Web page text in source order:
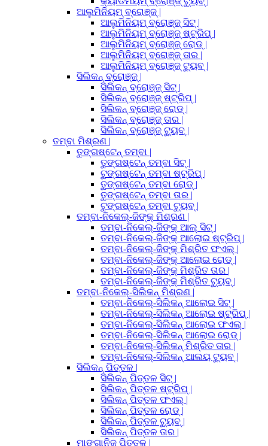
ଆଲୁମିନିୟମ୍ ବ୍ରୋଞ୍ଜ୍ |
ଆଲୁମିନିୟମ୍ ବ୍ରୋଞ୍ଜ୍ ସିଟ୍ |
ଆଲୁମିନିୟମ୍ ବ୍ରୋଞ୍ଜ୍ ଷ୍ଟ୍ରିପ୍ |
ଆଲୁମିନିୟମ୍ ବ୍ରୋଞ୍ଜ୍ ରୋଡ୍ |
ଆଲୁମିନିୟମ୍ ବ୍ରୋଞ୍ଜ୍ ତାର |
ଆଲୁମିନିୟମ୍ ବ୍ରୋଞ୍ଜ୍ ଟ୍ୟୁବ୍ |
ସିଲିକନ୍ ବ୍ରୋଞ୍ଜ୍ |
ସିଲିକନ୍ ବ୍ରୋଞ୍ଜ୍ ସିଟ୍ |
ସିଲିକନ୍ ବ୍ରୋଞ୍ଜ୍ ଷ୍ଟ୍ରିପ୍ |
ସିଲିକନ୍ ବ୍ରୋଞ୍ଜ୍ ରୋଡ୍ |
ସିଲିକନ୍ ବ୍ରୋଞ୍ଜ୍ ତାର |
ସିଲିକନ୍ ବ୍ରୋଞ୍ଜ୍ ଟ୍ୟୁବ୍ |
ତମ୍ବା ମିଶ୍ରଣ |
ତୁଙ୍ଗଷ୍ଟେନ୍ ତମ୍ବା |
ତୁଙ୍ଗଷ୍ଟେନ୍ ତମ୍ବା ସିଟ୍ |
ଟୁଙ୍ଗଷ୍ଟେନ୍ ତମ୍ବା ଷ୍ଟ୍ରିପ୍ |
ତୁଙ୍ଗଷ୍ଟେନ୍ ତମ୍ବା ରୋଡ୍ |
ତୁଙ୍ଗଷ୍ଟେନ୍ ତମ୍ବା ତାର |
ଟୁଙ୍ଗଷ୍ଟେନ୍ ତମ୍ବା ଟ୍ୟୁବ୍ |
ତମ୍ବା-ନିକେଲ୍-ଜିଙ୍କ୍ ମିଶ୍ରଣ |
ତମ୍ବା-ନିକେଲ୍-ଜିଙ୍କ୍ ଆଲ୍ ସିଟ୍ |
ତମ୍ବା-ନିକେଲ୍-ଜିଙ୍କ୍ ଆଲୋଇ ଷ୍ଟ୍ରିପ୍ |
ତମ୍ବା-ନିକେଲ୍-ଜିଙ୍କ୍ ମିଶ୍ରିତ ଫଏଲ୍ |
ତମ୍ବା-ନିକେଲ୍-ଜିଙ୍କ୍ ଆଲୋଇ ରୋଡ୍ |
ତମ୍ବା-ନିକେଲ୍-ଜିଙ୍କ୍ ମିଶ୍ରିତ ତାର |
ତମ୍ବା-ନିକେଲ୍-ଜିଙ୍କ୍ ମିଶ୍ରିତ ଟ୍ୟୁବ୍ |
ତମ୍ବା-ନିକେଲ୍-ସିଲିକନ୍ ମିଶ୍ରଣ |
ତମ୍ବା-ନିକେଲ୍-ସିଲିକନ୍ ଆଲୋଇ ସିଟ୍ |
ତମ୍ବା-ନିକେଲ୍-ସିଲିକନ୍ ଆଲୋଇ ଷ୍ଟ୍ରିପ୍ |
ତମ୍ବା-ନିକେଲ୍-ସିଲିକନ୍ ଆଲୋଇ ଫଏଲ୍ |
ତମ୍ବା-ନିକେଲ୍-ସିଲିକନ୍ ଆଲୋଇ ରୋଡ୍ |
ତମ୍ବା-ନିକେଲ୍-ସିଲିକନ୍ ମିଶ୍ରିତ ତାର |
ତମ୍ବା-ନିକେଲ୍-ସିଲିକନ୍ ଆଲୟ ଟ୍ୟୁବ୍ |
ସିଲିକନ୍ ପିତ୍ତଳ |
ସିଲିକନ୍ ପିତ୍ତଳ ସିଟ୍ |
ସିଲିକନ୍ ପିତ୍ତଳ ଷ୍ଟ୍ରିପ୍ |
ସିଲିକନ୍ ପିତ୍ତଳ ଫଏଲ୍ |
ସିଲିକନ୍ ପିତ୍ତଳ ରୋଡ୍ |
ସିଲିକନ୍ ପିତ୍ତଳ ଟ୍ୟୁବ୍ |
ସିଲିକନ୍ ପିତ୍ତଳ ତାର |
ମାଙ୍ଗାନିଜ୍ ପିତ୍ତଳ |